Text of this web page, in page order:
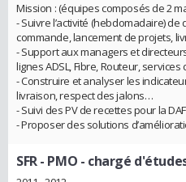
Mission : (équipes composés de 2
- Suivre l’activité (hebdomadaire)
commande, lancement de projets,
- Support aux managers et
lignes ADSL, Fibre, Routeur, services
- Construire et analyser les
livraison, respect des jalons…
- Suivi des PV de recettes pour la DAF
- Proposer des solutions
SFR- PMO - chargé